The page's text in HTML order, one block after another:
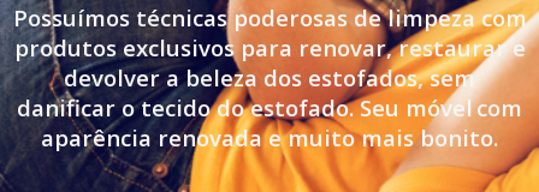
Possuímos técnicas poderosas de limpeza com
produtos exclusivos para renovar, restaurar e
devolver a beleza dos estofados, sem
danificar o tecido do estofado. Seu móvelcom
aparência renovada e muito mais bonito.